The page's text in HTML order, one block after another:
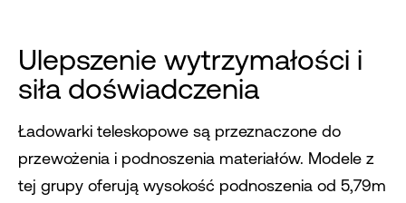
Ulepszenie wytrzymałości i
siła doświadczenia
Ładowarki teleskopowe są przeznaczone do
przewożenia i podnoszenia materiałów. Modele z
tej grupy oferują wysokość podnoszenia od 5,79m